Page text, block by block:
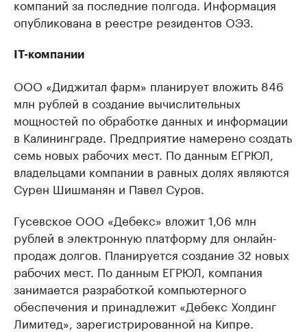
компаний за последние полгода. Информация
опубликована в реестре резидентов ОЭЗ.
IT-компании
ООО «Диджитал фарм» планирует вложить 846
млн рублей в создание вычислительных
мощностей по обработке данных и информации
в Калининграде. Предприятие намерено создать
семь новых рабочих мест. По данным ЕГРЮЛ,
владельцами компании в равных долях являются
Сурен Шишманян и Павел Суров.
Гусевское ООО «Дебекс» вложит 1,06 млн
рублей в электронную платформу для онлайн-
продаж долгов. Планируется создание 32 новых
рабочих мест. По данным ЕГРЮЛ, компания
занимается разработкой компьютерного
обеспечения и принадлежит «Дебекс Холдинг
Лимитед», зарегистрированной на Кипре.